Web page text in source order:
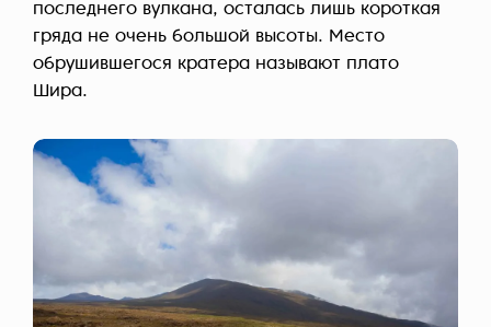
последнего вулкана, осталась лишь короткая
гряда не очень большой высоты. Место
обрушившегося кратера называют плато
Шира.